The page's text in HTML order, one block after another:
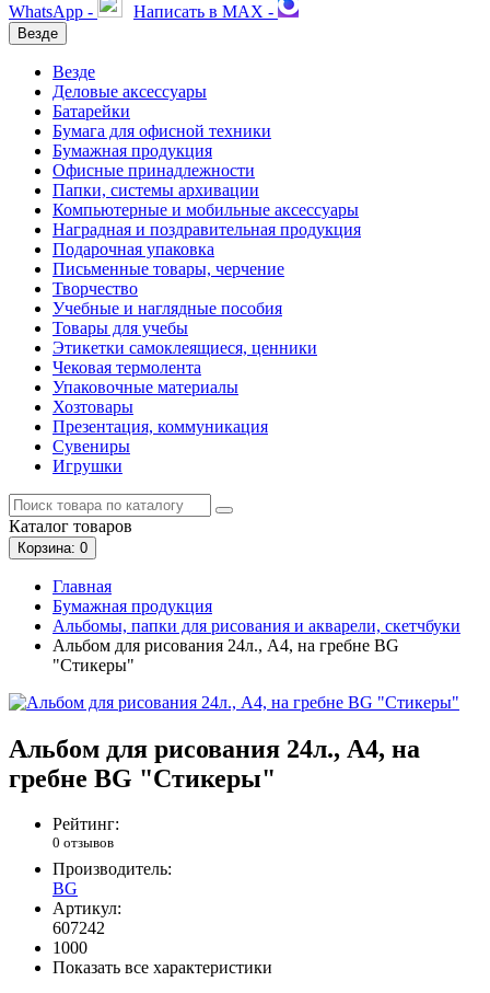
WhatsApp -
Написать в MAX -
Везде
Везде
Деловые аксессуары
Батарейки
Бумага для офисной техники
Бумажная продукция
Офисные принадлежности
Папки, системы архивации
Компьютерные и мобильные аксессуары
Наградная и поздравительная продукция
Подарочная упаковка
Письменные товары, черчение
Творчество
Учебные и наглядные пособия
Товары для учебы
Этикетки самоклеящиеся, ценники
Чековая термолента
Упаковочные материалы
Хозтовары
Презентация, коммуникация
Сувениры
Игрушки
Каталог товаров
Корзина: 0
Главная
Бумажная продукция
Альбомы, папки для рисования и акварели, скетчбуки
Альбом для рисования 24л., А4, на гребне BG
"Стикеры"
Альбом для рисования 24л., А4, на
гребне BG "Стикеры"
Рейтинг:
0 отзывов
Производитель:
BG
Артикул:
607242
1000
Показать все характеристики